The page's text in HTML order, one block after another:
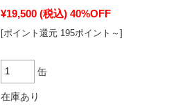
¥19,500 (税込) 40%OFF
[ポイント還元 195ポイント～]
缶
在庫あり